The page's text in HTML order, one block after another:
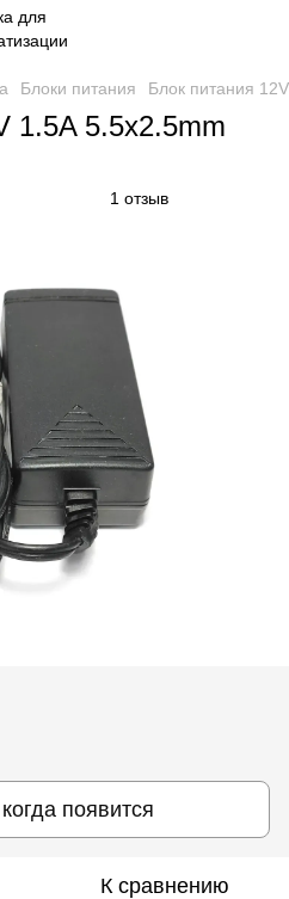
Блоки питания Блок питания
1.5A 5.5x2.5mm
1 отзыв
появится
К сравнению